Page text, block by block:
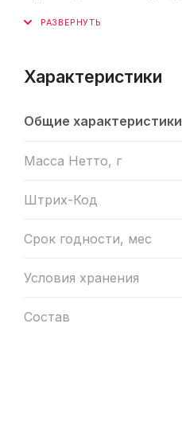
Характеристики
Общие характеристики
Масса Нетто, г
Штрих-Код
Срок годности, мес
Условия хранения
Состав